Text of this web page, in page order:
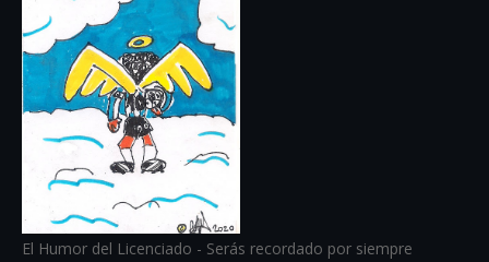
El Humor del Licenciado - Serás recordado por siempre